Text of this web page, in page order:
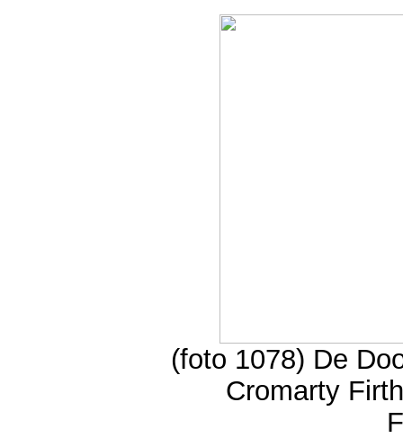
(foto 1078) De
Cromarty